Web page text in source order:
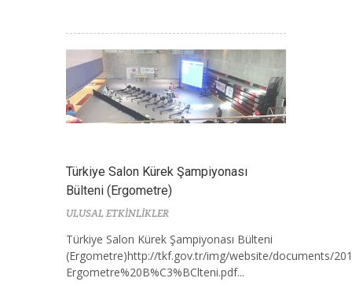
Türkiye Salon Kürek Şampiyonası
Bülteni (Ergometre)
ULUSAL ETKİNLİKLER
Türkiye Salon Kürek Şampiyonası Bülteni
(Ergometre)http://tkf.gov.tr/img/website/documents/
Ergometre%20B%C3%BClteni.pdf...